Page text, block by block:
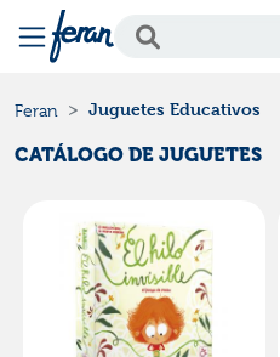
Feran Juguetes Educativos
CATÁLOGO DE JUGUETES